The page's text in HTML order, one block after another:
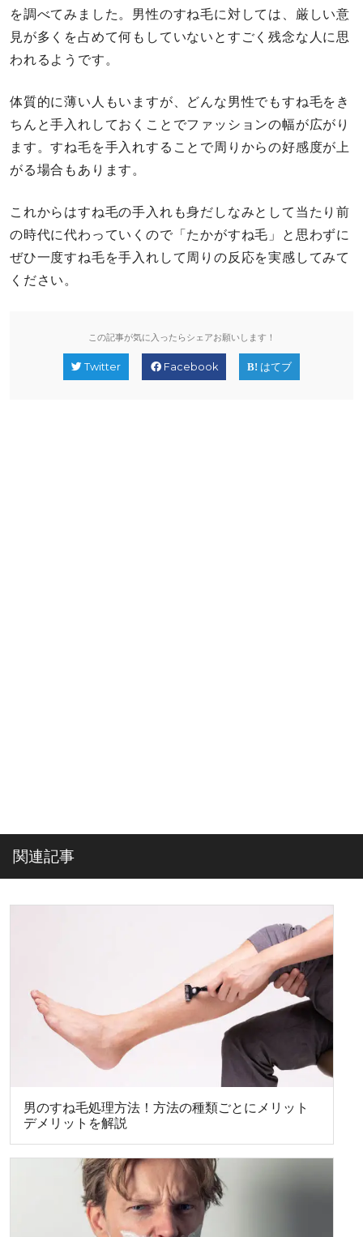
を調べてみました。男性のすね毛に対しては、厳しい意
見が多くを占めて何もしていないとすごく残念な人に思
われるようです。
体質的に薄い人もいますが、どんな男性でもすね毛をき
ちんと手入れしておくことでファッションの幅が広がり
ます。すね毛を手入れすることで周りからの好感度が上
がる場合もあります。
これからはすね毛の手入れも身だしなみとして当たり前
の時代に代わっていくので「たかがすね毛」と思わずに
ぜひ一度すね毛を手入れして周りの反応を実感してみて
ください。
この記事が気に入ったらシェアお願いします！
Twitter Facebook はてブ
関連記事
男のすね毛処理方法！方法の種類ごとにメリット
デメリットを解説